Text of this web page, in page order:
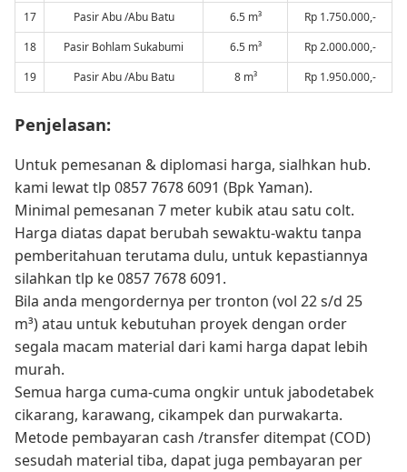
17
Pasir Abu /Abu Batu 6.5 m³
Rp 1.750.000,-
18
Pasir Bohlam Sukabumi 6.5 m³
Rp 2.000.000,-
19
Pasir Abu /Abu Batu 8 m³ Rp 1.950.000,-
Penjelasan:
Untuk pemesanan & diplomasi harga, sialhkan hub.
kami lewat tlp 0857 7678 6091 (Bpk Yaman).
Minimal pemesanan 7 meter kubik atau satu colt.
Harga diatas dapat berubah sewaktu-waktu tanpa
pemberitahuan terutama dulu, untuk kepastiannya
silahkan tlp ke 0857 7678 6091.
Bila anda mengordernya per tronton (vol 22 s/d 25
m³) atau untuk kebutuhan proyek dengan order
segala macam material dari kami harga dapat lebih
murah.
Semua harga cuma-cuma ongkir untuk jabodetabek
cikarang, karawang, cikampek dan purwakarta.
Metode pembayaran cash /transfer ditempat (COD)
sesudah material tiba, dapat juga pembayaran per